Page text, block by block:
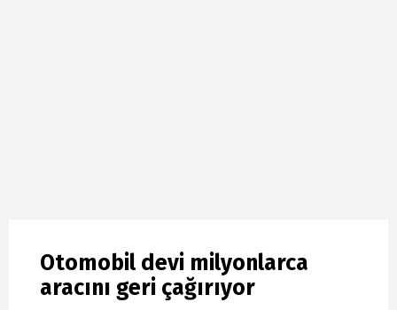
Otomobil devi milyonlarca
aracını geri çağırıyor